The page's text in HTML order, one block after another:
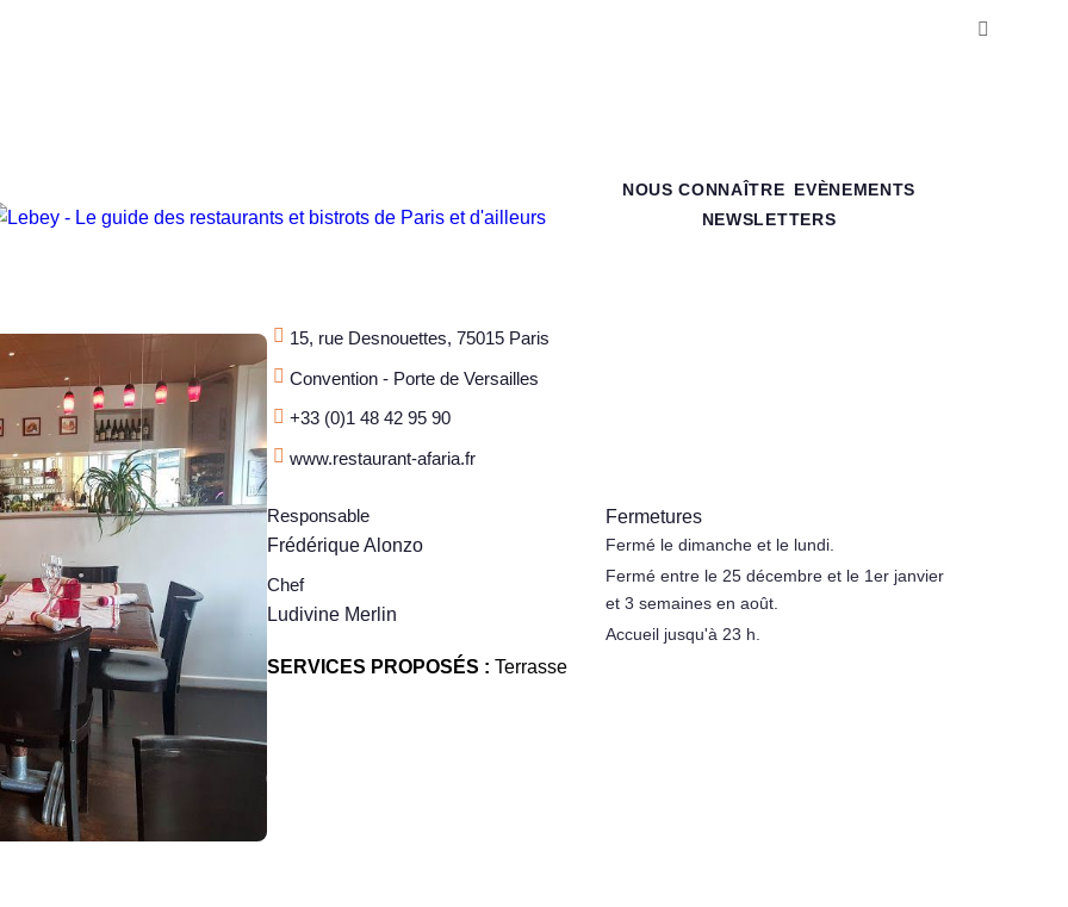
NOUS CONNAÎTRE
EVÈNEMENTS
NEWSLETTERS
15, rue Desnouettes, 75015 Paris
Convention - Porte de Versailles
+33 (0)1 48 42 95 90
www.restaurant-afaria.fr
Responsable
Frédérique Alonzo
Chef
Ludivine Merlin
Fermetures
Fermé le dimanche et le lundi.
Fermé entre le 25 décembre et le 1er janvier
et 3 semaines en août.
Accueil jusqu'à 23 h.
SERVICES PROPOSÉS : Terrasse